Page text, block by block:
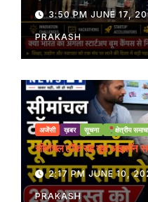
3:50 PM JUNE 17,
PRAKASH
अजेंसी ख़बर सूचना क्षेत्रीय
सीमांचल टॉक सह यूथ आइकॉन
2:17 PM JUNE 10,
PRAKASH